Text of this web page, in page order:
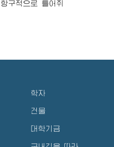
구적으로 틀어쥐
학자
건물
대학기금